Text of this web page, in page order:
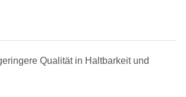
Qualität in Haltbarkeit und